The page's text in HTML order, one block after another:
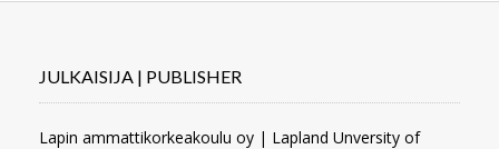
JULKAISIJA | PUBLISHER
Lapin ammattikorkeakoulu oy | Lapland Unversity of